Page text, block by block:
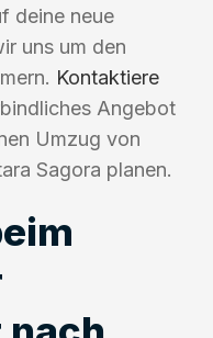
deine neue
uns um den
Kontaktiere
Angebot
Umzug von
Sagora planen.